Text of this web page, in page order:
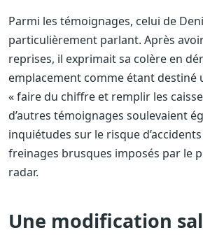
Parmi les témoignages, celui de
particulièrement parlant. Après
reprises, il exprimait sa colère en
emplacement comme étant destiné
« faire du chiffre et remplir les
d’autres témoignages soulevaient
inquiétudes sur le risque
freinages brusques imposés par le
radar.
Une modification